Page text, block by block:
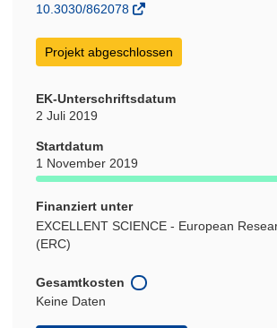
10.3030/862078
Projekt abgeschlossen
EK-Unterschriftsdatum
2 Juli 2019
Startdatum
1 November 2019
Finanziert unter
EXCELLENT SCIENCE - European
(ERC)
Gesamtkosten
Keine Daten